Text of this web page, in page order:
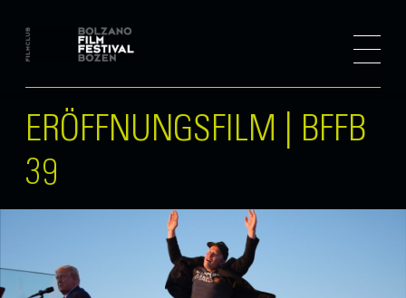
ERÖFFNUNGSFILM | BFFB
39